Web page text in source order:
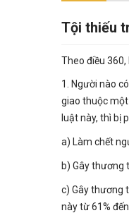
Tội thiếu
Theo điều
1. Người nào
giao thuộc
luật này, thì bị
a) Làm chết
b) Gây thương
c) Gây thương
này từ 61%